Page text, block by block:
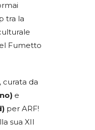
tra la
Fumetto
curata da
e
per ARF!
sua XII